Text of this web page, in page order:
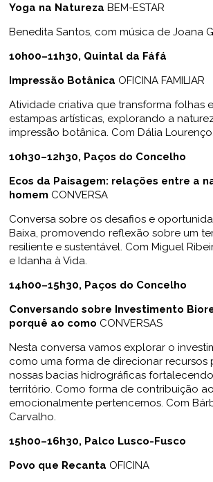
Yoga na Natureza BEM-ESTAR
Benedita Santos, com música de Joana
10h00–11h30, Quintal da Fáfá
Impressão Botânica OFICINA FAMILIAR
Atividade criativa que transforma folhas
estampas artísticas, explorando a
impressão botânica. Com Dália Lourenço.
10h30–12h30, Paços do Concelho
Ecos da Paisagem: relações entre a
homem CONVERSA
Conversa sobre os desafios e
Baixa, promovendo reflexão sobre um
resiliente e sustentável. Com Miguel
e Idanha à Vida.
14h00–15h30, Paços do Concelho
Conversando sobre Investimento
porquê ao como CONVERSAS
Nesta conversa vamos explorar o
como uma forma de direcionar recursos
nossas bacias hidrográficas
território. Como forma de contribuição
emocionalmente pertencemos. Com
Carvalho.
15h00–16h30, Palco Lusco-Fusco
Povo que Recanta OFICINA